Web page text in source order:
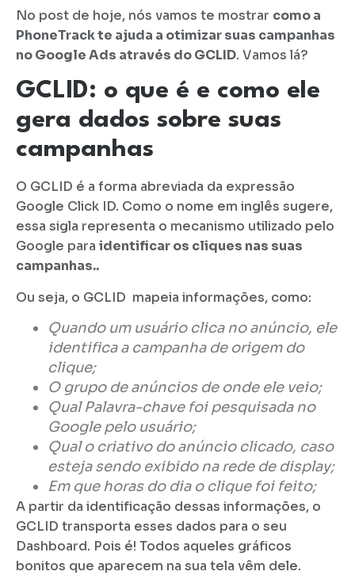
No post de hoje, nós vamos te mostrar como a
PhoneTrack te ajuda a otimizar suas campanhas
no Google Ads através do GCLID. Vamos lá?
GCLID: o que é e como ele
gera dados sobre suas
campanhas
O GCLID é a forma abreviada da expressão
Google Click ID. Como o nome em inglês sugere,
essa sigla representa o mecanismo utilizado pelo
Google para identificar os cliques nas suas
campanhas..
Ou seja, o GCLID mapeia informações, como:
Quando um usuário clica no anúncio, ele
identifica a campanha de origem do
clique;
O grupo de anúncios de onde ele veio;
Qual Palavra-chave foi pesquisada no
Google pelo usuário;
Qual o criativo do anúncio clicado, caso
esteja sendo exibido na rede de display;
Em que horas do dia o clique foi feito;
A partir da identificação dessas informações, o
GCLID transporta esses dados para o seu
Dashboard. Pois é! Todos aqueles gráficos
bonitos que aparecem na sua tela vêm dele.